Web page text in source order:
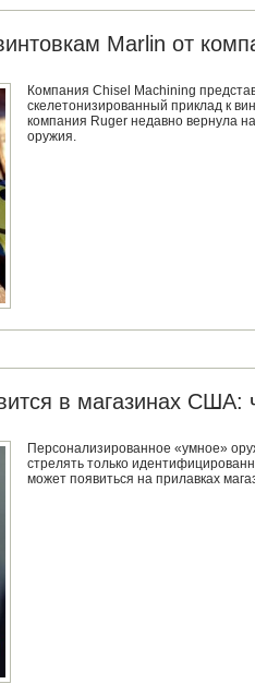
Marlin от
Компания Chisel Machining
скелетонизированный приклад к
компания Ruger недавно вернула
оружия.
в магазинах США:
Персонализированное «умное»
стрелять только
может появиться на прилавках